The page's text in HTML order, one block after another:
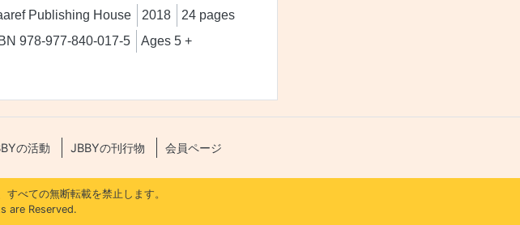
Publishing House
2018
24 pages
978-977-840-017-5 Ages 5 +
の活動 JBBYの刊行物 会員ページ
べての無断転載を禁止します。
are Reserved.